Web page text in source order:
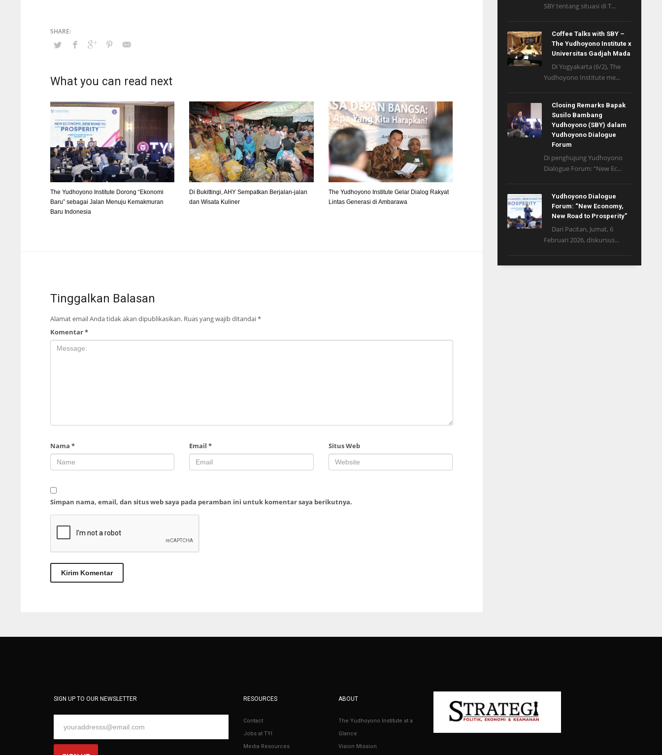
What you can read next
The Yudhoyono Institute Dorong “Ekonomi
Baru” sebagai Jalan Menuju Kemakmuran
Baru Indonesia
Di Bukittingi, AHY Sempatkan Berjalan-jalan
dan Wisata Kuliner
The Yudhoyono Institute Gelar Dialog Rakyat
Lintas Generasi di Ambarawa
Tinggalkan Balasan
Alamat email Anda tidak akan dipublikasikan. Ruas yang wajib ditandai*
Komentar*
Nama * Email* Situs Web
Simpan nama, email, dan situs web saya pada peramban ini untuk komentar saya berikutnya.
SBY tentang situasi di T...
Coffee Talks with SBY –
The Yudhoyono Institute x
Universitas Gadjah Mada
Di Yogyakarta (6/2), The
Yudhoyono Institute me...
Closing Remarks Bapak
Susilo Bambang
Yudhoyono (SBY) dalam
Yudhoyono Dialogue
Forum
Di penghujung Yudhoyono
Dialogue Forum: “New Ec...
Yudhoyono Dialogue
Forum: “New Economy,
New Road to Prosperity”
Dari Pacitan, Jumat, 6
Februari 2026, diskursus...
SIGN UP TO OUR NEWSLETTER RESOURCES
Contact
Jobs at TYI
Media Resources
ABOUT
The Yudhoyono Institute at a
Glance
Vision Mission